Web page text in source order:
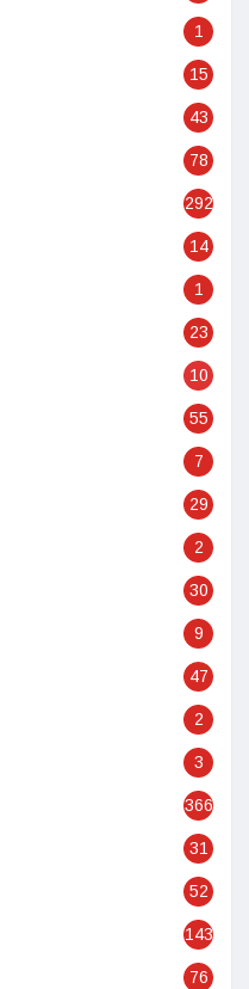
1
15
43
78
292
14
1
23
10
55
7
29
2
30
9
47
2
3
366
31
52
143
76